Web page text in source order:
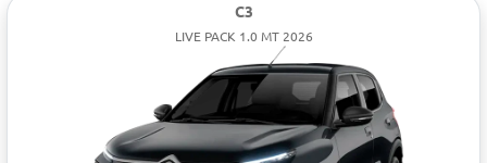
C3
LIVE PACK 1.0 MT 2026